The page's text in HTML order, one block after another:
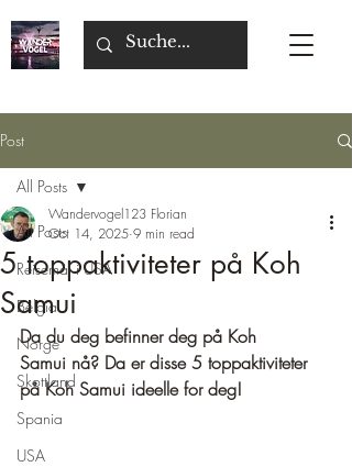
Post
All Posts
Reisemål i USA
Belgia
Norge
Skottland
Spania
USA
All Posts
5 toppaktiviteter på Koh
Samui
Wandervogel123 Florian
Oct 14, 2025 9 min read
Da du deg befinner deg på Koh
Samui nå? Da er disse 5 toppaktiviteter
på Koh Samui ideelle for deg!